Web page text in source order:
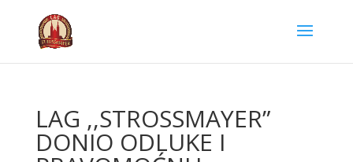
LAG ,,STROSSMAYER”
DONIO ODLUKE I